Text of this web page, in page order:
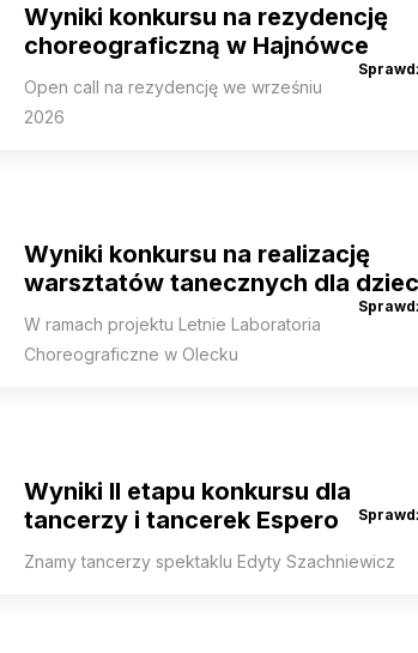
Wyniki konkursu na rezydencję
choreograficzną w Hajnówce
Open call na rezydencję we wrześniu
2026
Wyniki konkursu na realizację
warsztatów tanecznych dla
W ramach projektu Letnie Laboratoria
Choreograficzne w Olecku
Wyniki II etapu konkursu dla
tancerzy i tancerek Espero
Znamy tancerzy spektaklu Edyty Szachniewicz